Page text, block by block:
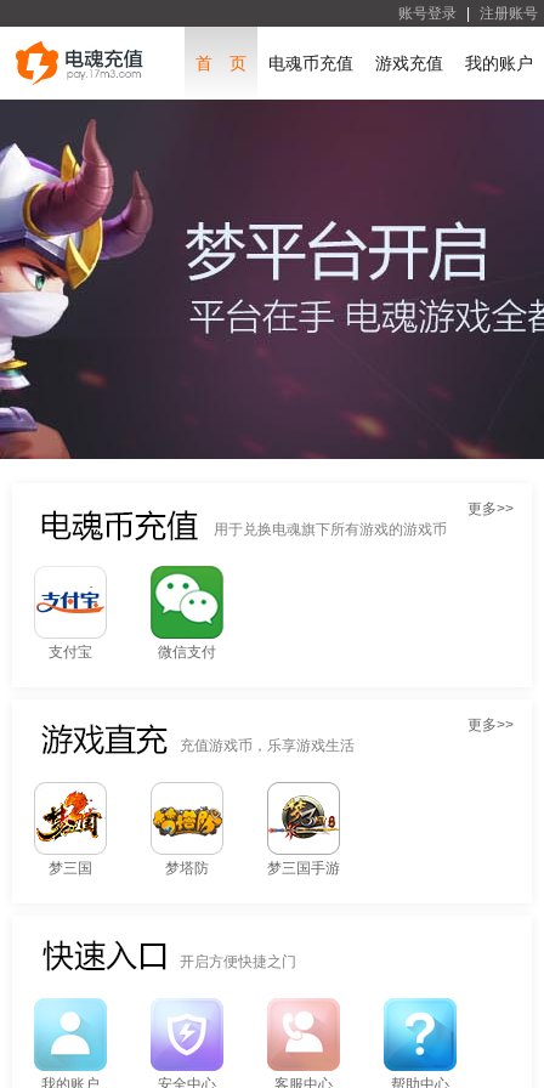
账号登录 注册账号
首 页 电魂币充值 游戏充值 我的账户
更多>>
用于兑换电魂旗下所有游戏的游戏币
支付宝 微信支付
更多>>
充值游戏币，乐享游戏生活
梦三国 梦塔防 梦三国手游
开启方便快捷之门
我的账户 安全中心 客服中心 帮助中心